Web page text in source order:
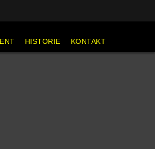
HISTORIE KONTAKT